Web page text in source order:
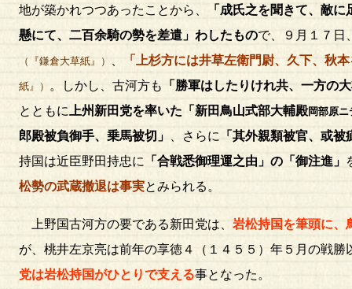
地が築かれつつあったことから、
「成氏之を聞きて、敵
懸にて、二百余騎の勢を差遣」わしたもので、９月１７日
（『鎌倉大草紙』） 「上杉方には井草左衛門尉、久下、秋
紙』） 。しかし、古河方も
「勝軍はしたりけれ共、一方の
とともに
上州新田党を率いた「新田鳥山式部大輔殿岡部原ニ
郎殿被負御手、乗馬被切」 、さらに
「其外親類被官、或被
持国は近臣野田持忠に
「合戦悉御理運之由」の「御注進」
松勢の武蔵撤退は事実とみられる。
上野国古河方の要である新田党は、 岩松持国を筆頭に、
が、桃井左京亮は前年の享徳４（１４５５）年５月の戦
党は岩松持国がひとりで支える事となった。